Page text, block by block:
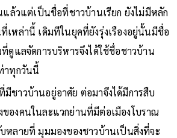
ล้วแต่เป็นชื่อที่ชาวบ้านเรียก ยังไม่มีหลัก
เหล่านี้ เดิมทีในยุคที่ยังรุ่งเรืองอยู่นั้นมีชื่อ
ดูแลจัดการบริหารจึงได้ใช้ชื่อชาวบ้าน
าทุกวันนี้
ชาวบ้านอยู่อาศัย ต่อมาจึงได้มีการสืบ
องคนในละแวกย่านที่มีต่อเมืองโบราณ
หลายที่ มุมมองของชาวบ้านเป็นสิ่งที่จะ